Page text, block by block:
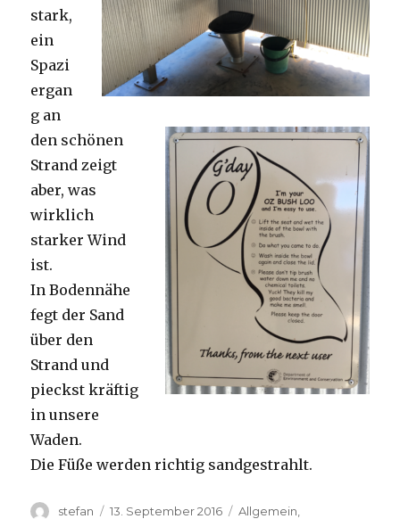
stark,
ein
Spazi
ergan
g an
den schönen
Strand zeigt
aber, was
wirklich
starker Wind
ist.
In Bodennähe
fegt der Sand
über den
Strand und
pieckst kräftig
in unsere
Waden.
Die Füße werden richtig sandgestrahlt.
Autor
stefan
Veröffentlicht
13. September 2016 Kategorien
Allgemein